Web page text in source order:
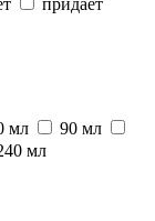
придает
мл
90 мл
мл